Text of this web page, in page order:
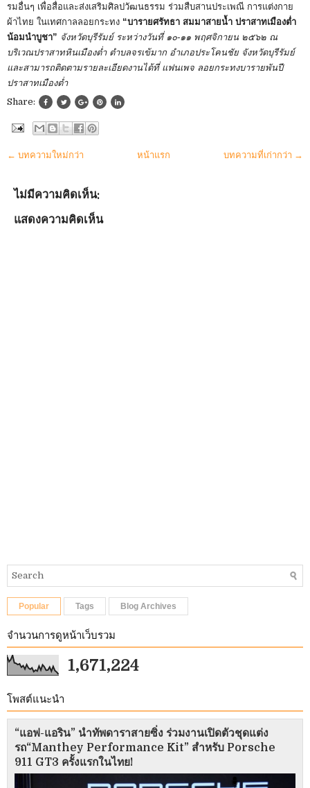
รมอื่นๆ เพื่อสื่อและส่งเสริมศิลปวัฒนธรรม ร่วมสืบสานประเพณี การแต่งกาย
ผ้าไทย ในเทศกาลลอยกระทง “บารายศรัทธา สมมาสายน้ำ ปราสาทเมืองต่ำ
น้อมนำบูชา” จังหวัดบุรีรัมย์ ระหว่างวันที่ ๑๐-๑๑ พฤศจิกายน ๒๕๖๒ ณ
บริเวณปราสาทหินเมืองต่ำ ตำบลจรเข้มาก อำเภอประโคนชัย จังหวัดบุรีรัมย์
และสามารถติดตามรายละเอียดงานได้ที่ แฟนเพจ ลอยกระทงบารายพันปี
ปราสาทเมืองต่ำ
Share:
← บทความใหม่กว่า บทความที่เก่ากว่า →
หน้าแรก
ไม่มีความคิดเห็น:
แสดงความคิดเห็น
Popular Tags Blog Archives
จำนวนการดูหน้าเว็บรวม
1,671,224
โพสต์แนะนำ
“แอฟ-แอริน” นำทัพดาราสายซิ่ง ร่วมงานเปิดตัวชุดแต่ง
รถ“Manthey Performance Kit” สำหรับ Porsche
911 GT3 ครั้งแรกในไทย!